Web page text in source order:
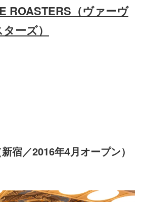
ROASTERS（ヴァーヴ
ーズ）
宿／2016年4月オープン）